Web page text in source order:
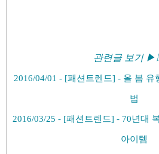
관련글 보기
2016/04/01 - [패션트렌드] - 올 봄 유
법
2016/03/25 - [패션트렌드] - 70년대
아이템